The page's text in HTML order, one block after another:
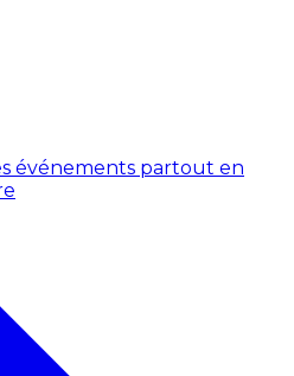
événements partout en